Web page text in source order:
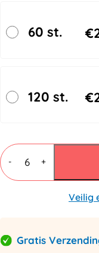
60 st. €
120 st. €
-
3M
Scotch®
3739
50mmx990mtr
+
Veilig
Gratis